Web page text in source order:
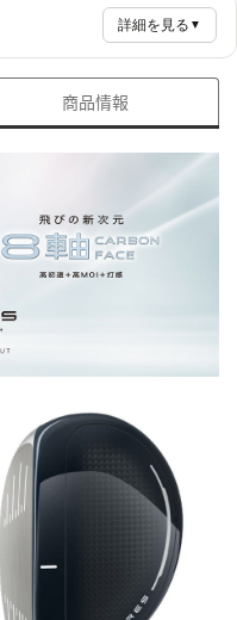
詳細を見る ▼
商品情報